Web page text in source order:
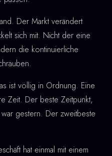
Der Markt verändert
sich mit. Nicht der eine
die kontinuierliche
ist völlig in Ordnung. Eine
Zeit. Der beste Zeitpunkt,
gestern. Der zweitbeste
hat einmal mit einem